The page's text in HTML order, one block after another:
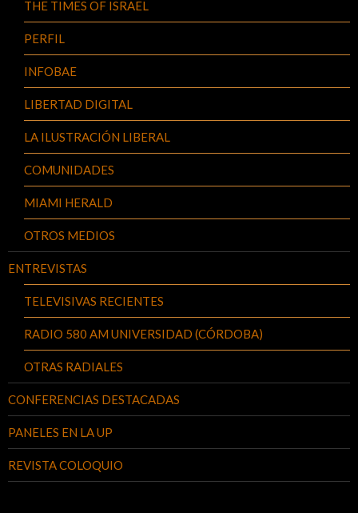
THE TIMES OF ISRAEL
PERFIL
INFOBAE
LIBERTAD DIGITAL
LA ILUSTRACIÓN LIBERAL
COMUNIDADES
MIAMI HERALD
OTROS MEDIOS
ENTREVISTAS
TELEVISIVAS RECIENTES
RADIO 580 AM UNIVERSIDAD (CÓRDOBA)
OTRAS RADIALES
CONFERENCIAS DESTACADAS
PANELES EN LA UP
REVISTA COLOQUIO